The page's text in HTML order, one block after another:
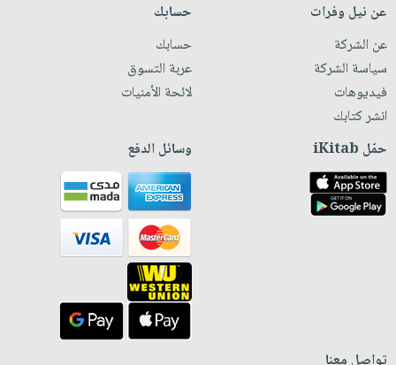
عن نيل وفرات
عن الشركة
سياسة الشركة
فيديوهات
انشر كتابك
حسابك
حسابك
عربة التسوق
لائحة الأمنيات
حمّل iKitab وسائل الدفع